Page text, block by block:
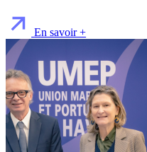
En savoir +